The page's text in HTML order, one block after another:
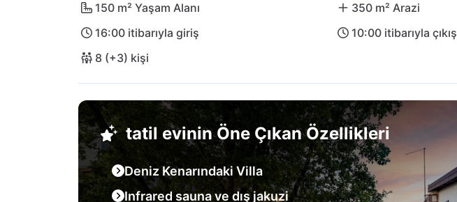
150 m² Yaşam Alanı
350 m² Arazi
16:00 itibarıyla giriş
10:00 itibarıyla çıkış
8 (+3) kişi
tatil evinin Öne Çıkan Özellikleri
Deniz Kenarındaki Villa
Infrared sauna ve dış jakuzi